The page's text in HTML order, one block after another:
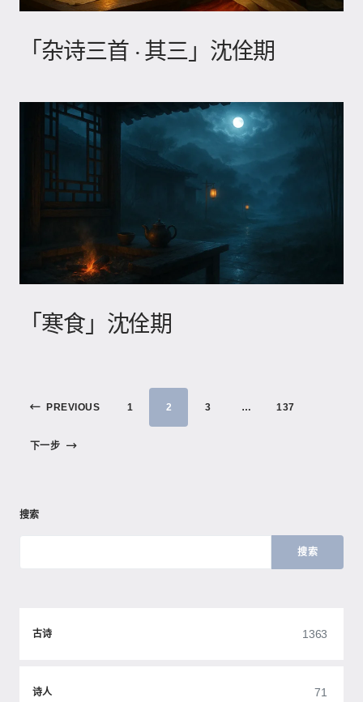
「杂诗三首 · 其三」沈佺期
「寒食」沈佺期
PREVIOUS 1 2 3 … 137
下一步
搜索
搜索
古诗 1363
诗人 71